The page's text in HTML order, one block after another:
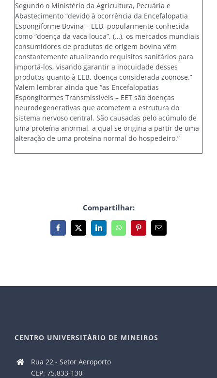
Segundo o Ministério da Agricultura, Pecuária e
Abastecimento “devido à ocorrência da Encefalopatia
Espongiforme Bovina – EEB, popularmente conhecida
como “doença da vaca louca”, (…), os mercados mundiais
consumidores de produtos de origem bovina vêm
constantemente atualizando requisitos sanitários para
importá-los, visando garantir a inocuidade desses
produtos quanto à EEB, doença considerada zoonose.”
Valem lembrar ainda que “as Encefalopatias
Espongiformes Transmissíveis – EET são doenças
neurodegenerativas que acometem a estrutura do
sistema nervoso central. São causadas pelo acúmulo de
uma proteína anormal, a qual se origina a partir de uma
alteração de uma proteína normal do hospedeiro.”
Compartilhar:
Facebook
X LinkedInWhatsAppPinterest
E-
mail
CENTRO UNIVERSITÁRIO DE MINEIROS
Rua 22 - Setor Aeroporto
CEP: 75.833-130